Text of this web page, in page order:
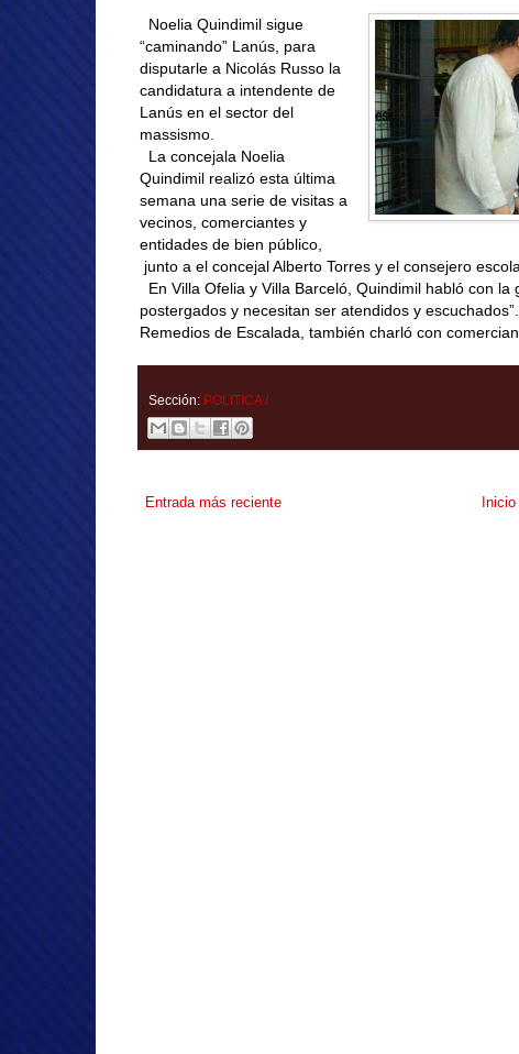
Noelia Quindimil sigue
“caminando” Lanús, para
disputarle a Nicolás Russo la
candidatura a intendente de
Lanús en el sector del
massismo.
La concejala Noelia
Quindimil realizó esta última
semana una serie de visitas a
vecinos, comerciantes y
entidades de bien público,
junto a el concejal Alberto Torres y el consejero
En Villa Ofelia y Villa Barceló, Quindimil habló con
postergados y necesitan ser atendidos y
Remedios de Escalada, también charló con
Sección: POLITICA /
Entrada más reciente Inicio